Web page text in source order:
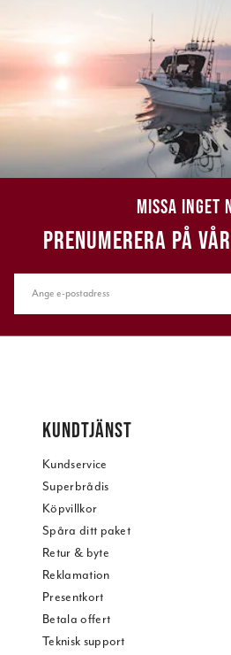
MISSA INGET
PRENUMERERA PÅ
KUNDTJÄNST
Kundservice
Superbrådis
Köpvillkor
Spåra ditt paket
Retur & byte
Reklamation
Presentkort
Betala offert
Teknisk support